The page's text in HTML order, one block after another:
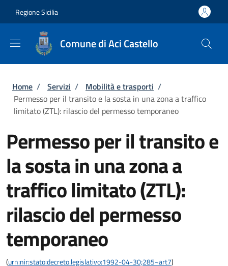
Regione Sicilia
Comune di Aci Castello
Briciole di pane
Home / Servizi / Mobilità e trasporti /
Permesso per il transito e la sosta in una zona a traffico
limitato (ZTL): rilascio del permesso temporaneo
Permesso per il transito e
la sosta in una zona a
traffico limitato (ZTL):
rilascio del permesso
temporaneo
(urn:nir:stato:decreto.legislativo:1992-04-30;285~art7)